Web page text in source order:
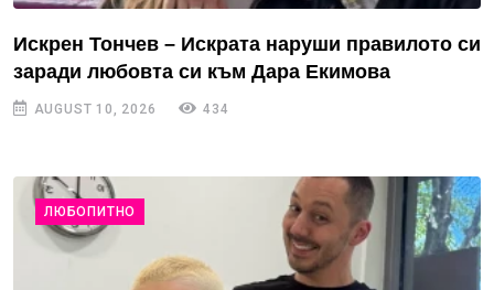
Искрен Тончев – Искрата наруши правилото си
заради любовта си към Дара Екимова
AUGUST 10, 2026 434
ЛЮБОПИТНО